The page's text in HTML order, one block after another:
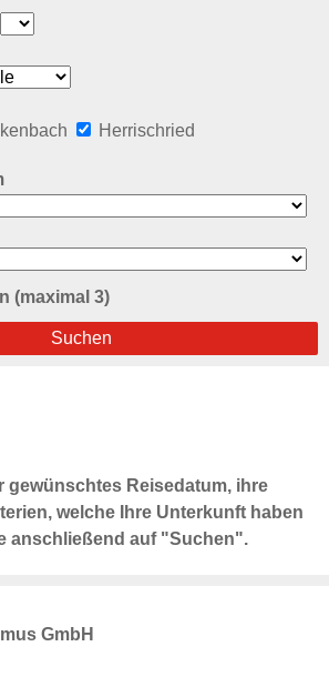
Herrischried
(maximal 3)
gewünschtes Reisedatum, ihre
welche Ihre Unterkunft haben
anschließend auf "Suchen".
GmbH